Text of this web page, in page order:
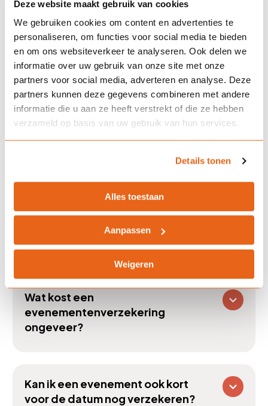
Deze website maakt gebruik van cookies
We gebruiken cookies om content en advertenties te
personaliseren, om functies voor social media te bieden
en om ons websiteverkeer te analyseren. Ook delen we
informatie over uw gebruik van onze site met onze
partners voor social media, adverteren en analyse. Deze
partners kunnen deze gegevens combineren met andere
informatie die u aan ze heeft verstrekt of die ze hebben
verzameld op basis van uw gebruik van hun services.
Details tonen
Alles toestaan
Aanpassen
Weigeren
Veelgestelde vragen
Is een evenementenverzekering
verplicht?
Kan ik vrijwilligers ook
Wat kost een
evenementenverzekering
ongeveer?
Kan ik een evenement ook kort
voor de datum nog verzekeren?